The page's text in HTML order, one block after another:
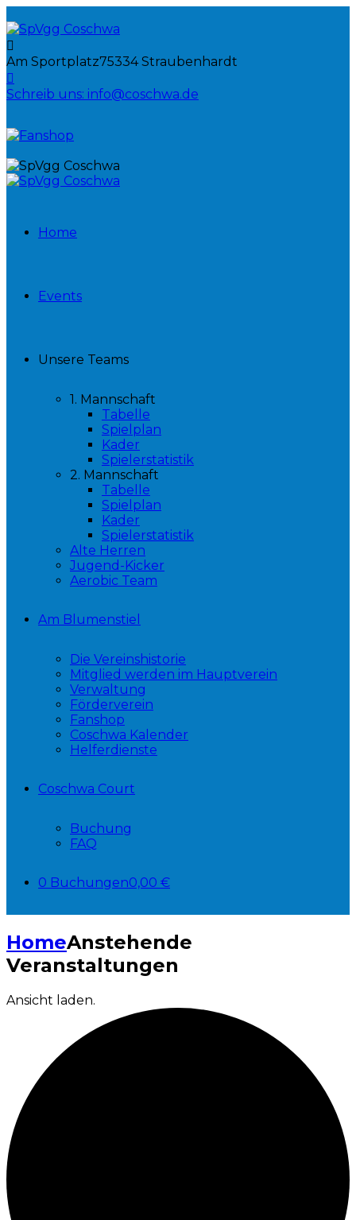
Am Sportplatz75334 Straubenhardt
Schreib uns: info@coschwa.de
Home
Events
Unsere Teams
1. Mannschaft
Tabelle
Spielplan
Kader
Spielerstatistik
2. Mannschaft
Tabelle
Spielplan
Kader
Spielerstatistik
Alte Herren
Jugend-Kicker
Aerobic Team
Am Blumenstiel
Die Vereinshistorie
Mitglied werden im Hauptverein
Verwaltung
Förderverein
Fanshop
Coschwa Kalender
Helferdienste
Coschwa Court
Buchung
FAQ
0 Buchungen0,00 €
HomeAnstehende
Veranstaltungen
Ansicht laden.